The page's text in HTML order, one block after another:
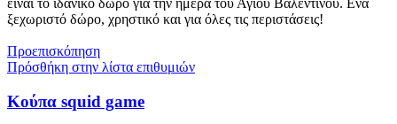
είναι το ιδανικό δώρο για την ημέρα του Αγίου Βαλεντίνου. Ενα
ξεχωριστό δώρο, χρηστικό και για όλες τις περιστάσεις!
Προεπισκόπηση
Πρόσθήκη στην λίστα επιθυμιών
Κούπα squid game